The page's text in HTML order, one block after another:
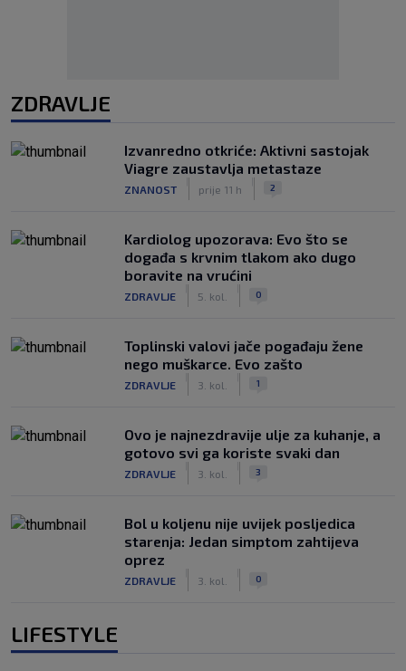
ZDRAVLJE
Izvanredno otkriće: Aktivni sastojak
Viagre zaustavlja metastaze
ZNANOST prije 11 h 2
Kardiolog upozorava: Evo što se
događa s krvnim tlakom ako dugo
boravite na vrućini
ZDRAVLJE 5. kol. 0
Toplinski valovi jače pogađaju žene
nego muškarce. Evo zašto
ZDRAVLJE 3. kol. 1
Ovo je najnezdravije ulje za kuhanje, a
gotovo svi ga koriste svaki dan
ZDRAVLJE 3. kol. 3
Bol u koljenu nije uvijek posljedica
starenja: Jedan simptom zahtijeva
oprez
ZDRAVLJE 3. kol. 0
LIFESTYLE